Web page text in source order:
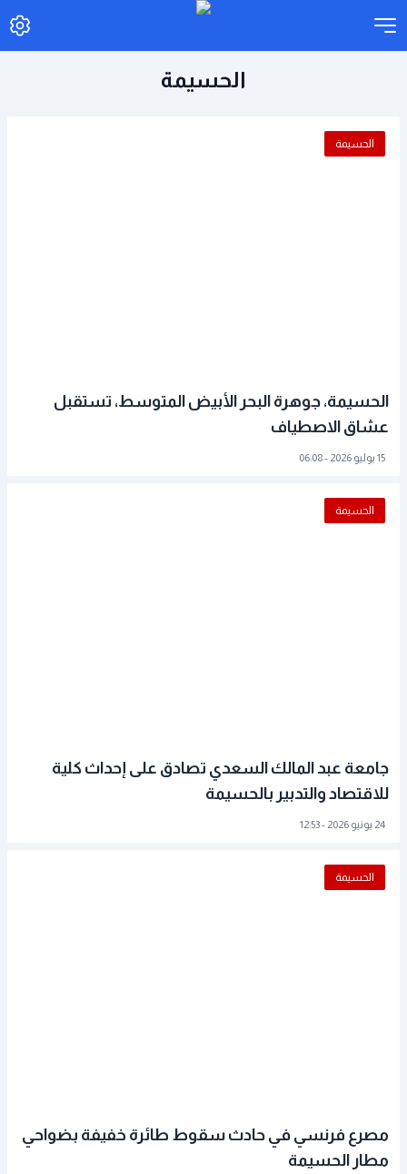
الحسيمة
الحسيمة، جوهرة البحر الأبيض المتوسط، تستقبل
عشاق الاصطياف
الحسيمة
15 يوليو 2026 - 06:08
جامعة عبد المالك السعدي تصادق على إحداث كلية
للاقتصاد والتدبير بالحسيمة
الحسيمة
24 يونيو 2026 - 12:53
مصرع فرنسي في حادث سقوط طائرة خفيفة بضواحي
مطار الحسيمة
الحسيمة